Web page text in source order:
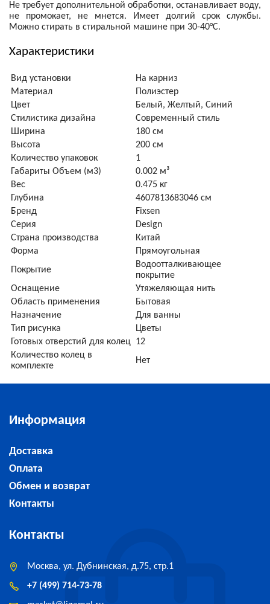
Не требует дополнительной обработки, останавливает воду,
не промокает, не мнется. Имеет долгий срок службы.
Можно стирать в стиральной машине при 30-40°С.
Характеристики
Вид установки
На карниз
Материал
Полиэстер
Цвет
Белый, Желтый, Синий
Стилистика дизайна
Современный стиль
Ширина
180 см
Высота
200 см
Количество упаковок
1
Габариты Объем (м3)
0.002 м³
Вес
0.475 кг
Глубина
4607813683046 см
Бренд
Fixsen
Серия
Design
Страна производства
Китай
Форма
Прямоугольная
Покрытие
Водоотталкивающее
покрытие
Оснащение
Утяжеляющая нить
Область применения
Бытовая
Назначение
Для ванны
Тип рисунка
Цветы
Готовых отверстий для колец 12
Количество колец в
комплекте
Нет
Информация
Доставка
Оплата
Обмен и возврат
Контакты
Контакты
Москва, ул. Дубнинская, д.75, стр.1
+7 (499) 714-73-78